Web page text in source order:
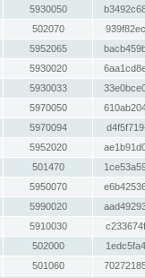
5930050
502070
5952065
5930020
5930033
5970050
5970094
5952020
501470
5950070
5990020
5910030
502000
501060